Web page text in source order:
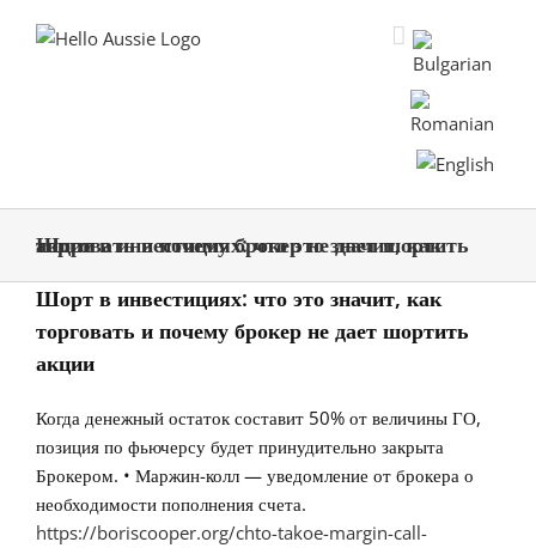
Шорт в инвестициях: что это значит, как торговать и почему брокер не дает шортить акции
Шорт в инвестициях: что это значит, как
торговать и почему брокер не дает шортить
акции
Когда денежный остаток составит 50% от величины ГО,
позиция по фьючерсу будет принудительно закрыта
Брокером. • Маржин-колл — уведомление от брокера о
необходимости пополнения счета.
https://boriscooper.org/chto-takoe-margin-call-